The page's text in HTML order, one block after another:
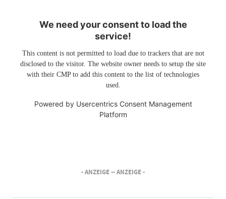
We need your consent to load the
service!
This content is not permitted to load due to trackers that are not
disclosed to the visitor. The website owner needs to setup the site
with their CMP to add this content to the list of technologies
used.
Powered by Usercentrics Consent Management
Platform
- ANZEIGE -- ANZEIGE -